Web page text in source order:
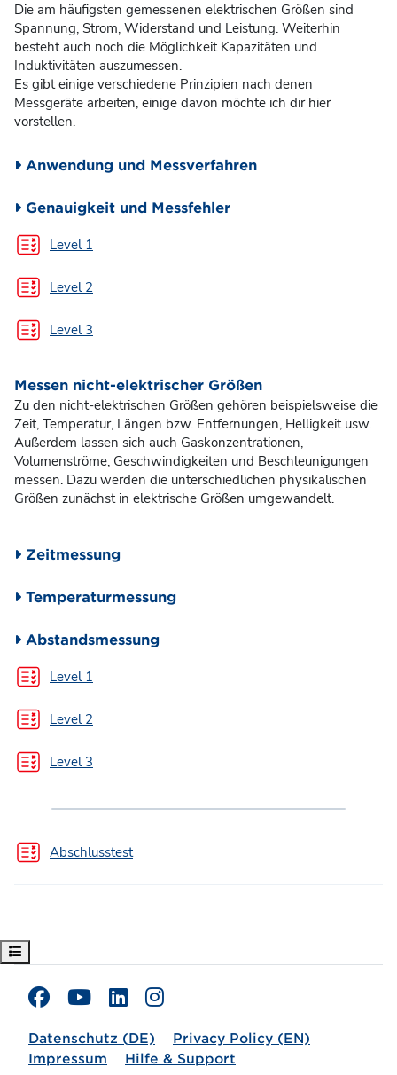
Kursindex öffnen
Die am häufigsten gemessenen elektrischen Größen sind
Spannung, Strom, Widerstand und Leistung. Weiterhin
besteht auch noch die Möglichkeit Kapazitäten und
Induktivitäten auszumessen.
Es gibt einige verschiedene Prinzipien nach denen
Messgeräte arbeiten, einige davon möchte ich dir hier
vorstellen.
Anwendung und Messverfahren
Genauigkeit und Messfehler
Level 1
Level 2
Level 3
Messen nicht-elektrischer Größen
Zu den nicht-elektrischen Größen gehören beispielsweise die
Zeit, Temperatur, Längen bzw. Entfernungen, Helligkeit usw.
Außerdem lassen sich auch Gaskonzentrationen,
Volumenströme, Geschwindigkeiten und Beschleunigungen
messen. Dazu werden die unterschiedlichen physikalischen
Größen zunächst in elektrische Größen umgewandelt.
Zeitmessung
Temperaturmessung
Abstandsmessung
Level 1
Level 2
Level 3
Abschlusstest
Datenschutz (DE)
Privacy Policy (EN)
Impressum
Hilfe & Support